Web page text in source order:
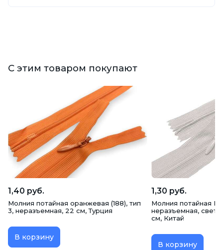
С этим товаром покупают
1,40 руб.
Молния потайная оранжевая (188), тип
3, неразъемная, 22 см, Турция
В корзину
1,30 руб.
Молния потайная
неразъемная,
см, Китай
В корзину